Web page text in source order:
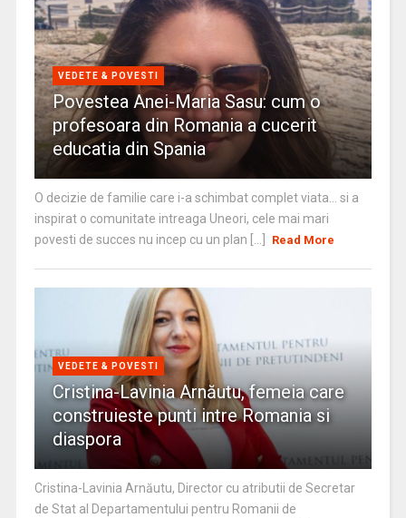
VEDETE & POVESTI
Povestea Anei-Maria Sasu: cum o
profesoara din Romania a cucerit
educatia din Spania
O decizie de familie care i-a schimbat complet viata… si a
inspirat o comunitate intreaga Uneori, cele mai mari
povesti de succes nu incep cu un plan [...]
Read More
VEDETE & POVESTI
Cristina-Lavinia Arnăutu, femeia care
construieste punti intre Romania si
diaspora
Cristina-Lavinia Arnăutu, Director cu atributii de Secretar
de Stat al Departamentului pentru Romanii de